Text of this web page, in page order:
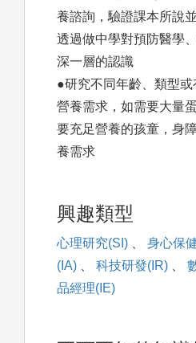
養諮詢，驗證課本所說
透過做中學對預防醫學
深一層的認識
●研究不同年齡、類型
營養需求，如需要大量
要充足營養的孩童，身
養需求
興趣類型
心理研究(SI) 、 身心保
(IA) 、 科技研發(IR) 、
品經理(IE)